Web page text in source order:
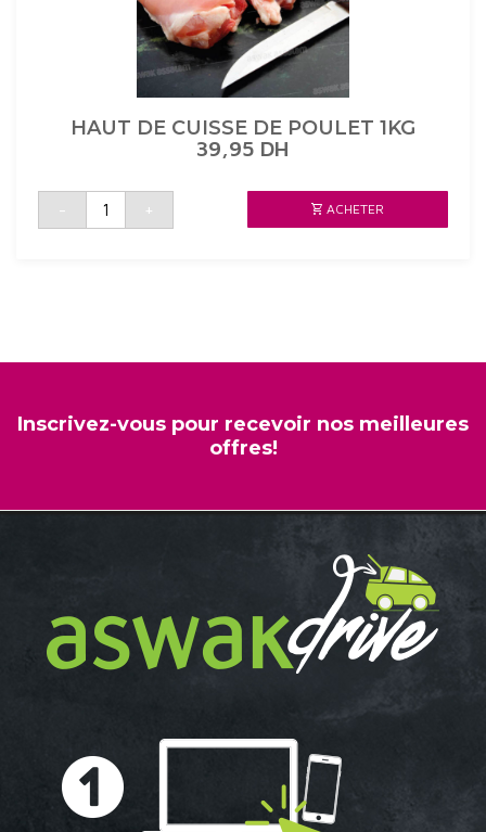
HAUT DE CUISSE DE POULET 1KG
39,95 DH
-
quantité
HAUT
+ ACHETER
Inscrivez-vous pour recevoir nos meilleures
offres!